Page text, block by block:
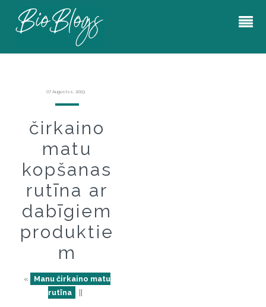
07 Augustss, 2019
čirkaino
matu
kopšanas
rutīna ar
dabīgiem
produktie
m
«
Manu čirkaino matu
rutīna